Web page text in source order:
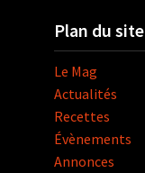
Plan du site
Le Mag
Actualités
Recettes
Évènements
Annonces